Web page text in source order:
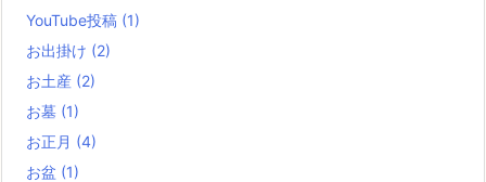
YouTube投稿 (1)
お出掛け (2)
お土産 (2)
お墓 (1)
お正月 (4)
お盆 (1)